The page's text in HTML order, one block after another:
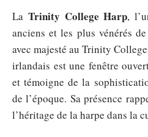
La Trinity College Harp,
anciens et les plus vénérés
avec majesté au Trinity
irlandais est une fenêtre
et témoigne de la
de l’époque. Sa présence
l’héritage de la harpe dans la